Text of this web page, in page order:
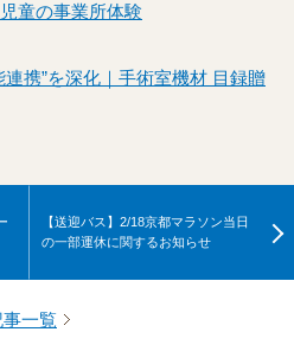
童の事業所体験
携”を深化｜手術室機材 目録贈
【送迎バス】2/18京都マラソン当日
の一部運休に関するお知らせ
事一覧